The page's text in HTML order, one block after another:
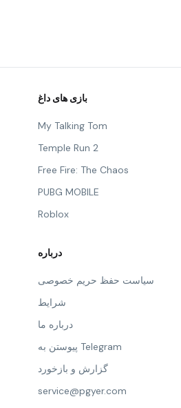
بازی های داغ
My Talking Tom
Temple Run 2
Free Fire: The Chaos
PUBG MOBILE
Roblox
درباره
سیاست حفظ حریم خصوصی
شرایط
درباره ما
پیوستن به Telegram
گزارش و بازخورد
service@pgyer.com